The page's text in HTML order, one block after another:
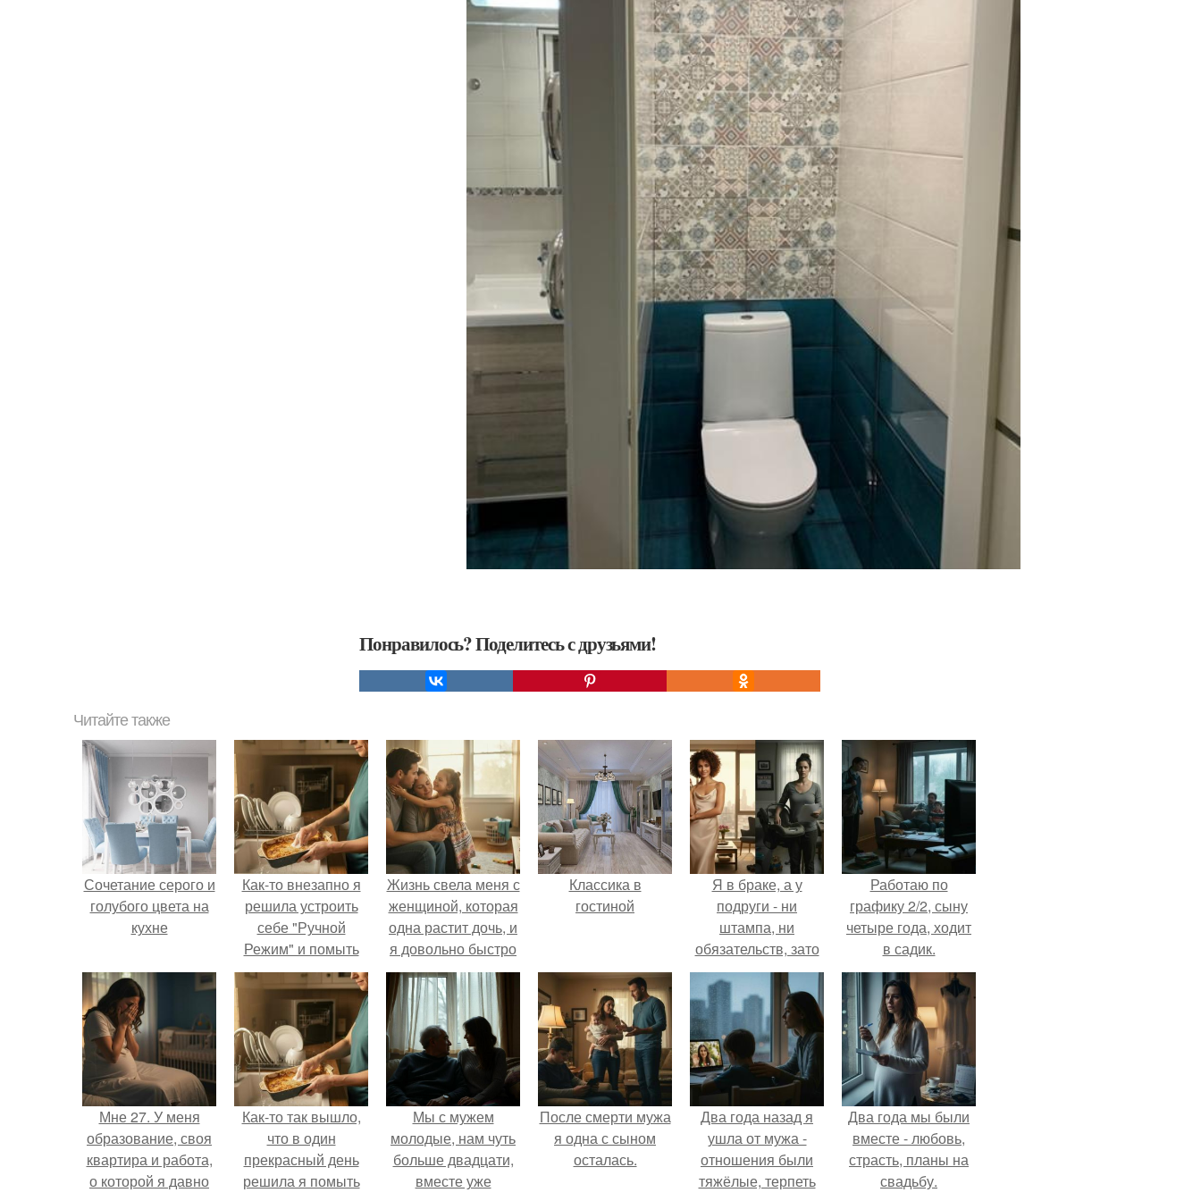
Понравилось? Поделитесь с друзьями!
Читайте также
Сочетание серого и
голубого цвета на
кухне
Как-то внезапно я
решила устроить
себе "Ручной
Режим" и помыть
посуду без помощи
техники.
Жизнь свела меня с
женщиной, которая
одна растит дочь, и
я довольно быстро
привязался к ним
обеим.
Классика в
гостиной
Я в браке, а у
подруги - ни
штампа, ни
обязательств, зато
ключи от новой
квартиры, которую
ей подарил
обеспеченный
мужчина.
Работаю по
графику 2/2, сыну
четыре года, ходит
в садик.
Мне 27. У меня
образование, своя
квартира и работа,
о которой я давно
Как-то так вышло,
что в один
прекрасный день
решила я помыть
Мы с мужем
молодые, нам чуть
больше двадцати,
вместе уже
После смерти мужа
я одна с сыном
осталась.
Два года назад я
ушла от мужа -
отношения были
тяжёлые, терпеть
Два года мы были
вместе - любовь,
страсть, планы на
свадьбу.